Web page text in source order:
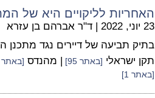
האחריות לליקויים היא של
23 יוני, 2022 | ד"ר אברהם בן עזרא
בתיק תביעה של דיירים נגד מתכנן
תקן ישראלי [באתר 95] | מהנדס [באתר 441]
[באתר 1]